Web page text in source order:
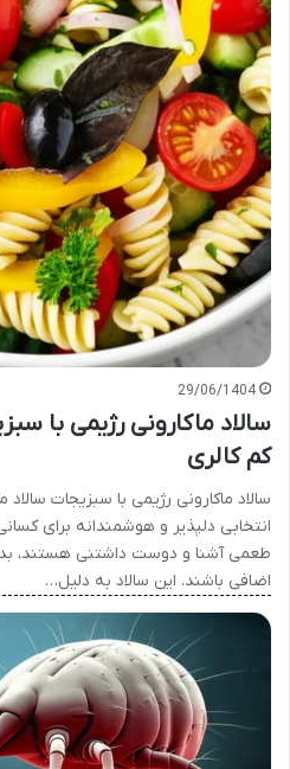
29/06/1404
سالاد ماکارونی رژیمی با
کم کالری
سالاد ماکارونی رژیمی با سبزیجات سالاد
انتخابی دلپذیر و هوشمندانه برای
طعمی آشنا و دوست داشتنی هستند،
اضافی باشند. این سالاد به دلیل…